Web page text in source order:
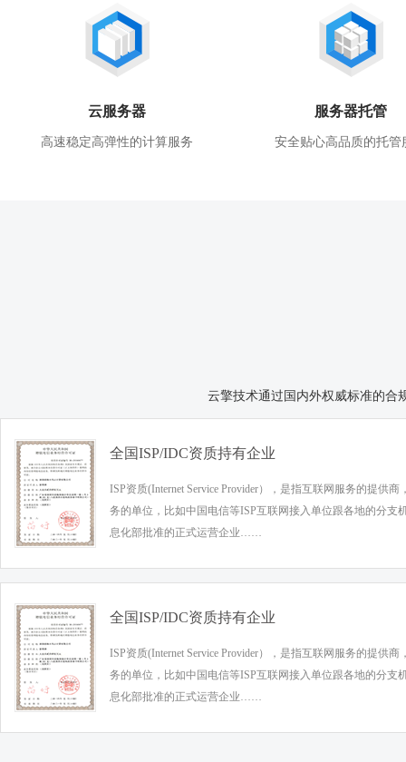
云服务器
高速稳定高弹性的计算服务
服务器托管
安全贴心高品质的托管
云擎技术通过国内外权威标准的合
全国ISP/IDC资质持有企业
ISP资质(Internet Service Provider），是指互联网服务的提供
务的单位，比如中国电信等ISP互联网接入单位跟各地的分支
息化部批准的正式运营企业……
全国ISP/IDC资质持有企业
ISP资质(Internet Service Provider），是指互联网服务的提供
务的单位，比如中国电信等ISP互联网接入单位跟各地的分支
息化部批准的正式运营企业……